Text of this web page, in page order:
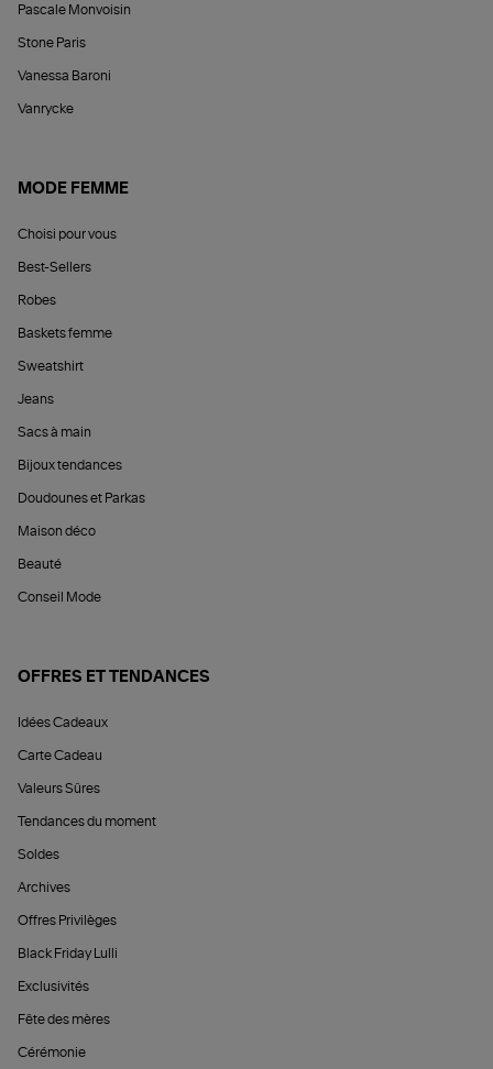
Pascale Monvoisin
Stone Paris
Vanessa Baroni
Vanrycke
MODE FEMME
Choisi pour vous
Best-Sellers
Robes
Baskets femme
Sweatshirt
Jeans
Sacs à main
Bijoux tendances
Doudounes et Parkas
Maison déco
Beauté
Conseil Mode
OFFRES ET TENDANCES
Idées Cadeaux
Carte Cadeau
Valeurs Sûres
Tendances du moment
Soldes
Archives
Offres Privilèges
Black Friday Lulli
Exclusivités
Fête des mères
Cérémonie